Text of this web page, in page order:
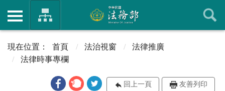
首頁 法治視窗
法律推廣
法律時事專欄
回上一頁 友善列印